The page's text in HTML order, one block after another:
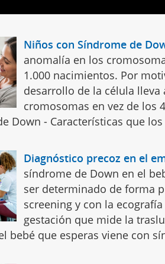
Niños con Síndrome de
anomalía en los
1.000 nacimientos. Por
desarrollo de la célula lleva
cromosomas en vez de los
Down - Características que
Diagnóstico precoz en el
síndrome de Down en el
ser determinado de forma
screening y con la
gestación que mide la
bebé que esperas viene con